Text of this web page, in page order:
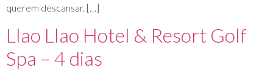
querem descansar. […]
Llao Llao Hotel & Resort Golf
Spa – 4 dias